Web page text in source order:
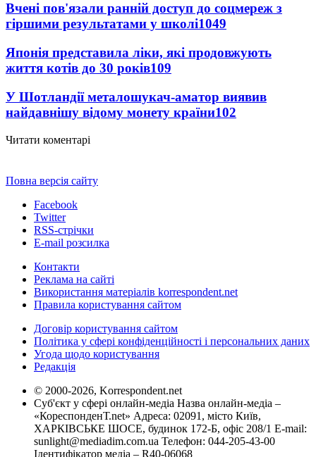
Вчені пов'язали ранній доступ до соцмереж з
гіршими результатами у школі1049
Японія представила ліки, які продовжують
життя котів до 30 років109
У Шотландії металошукач-аматор виявив
найдавнішу відому монету країни102
Читати коментарі
Повна версія сайту
Facebook
Twitter
RSS-стрічки
E-mail розсилка
Контакти
Реклама на сайті
Використання матеріалів korrespondent.net
Правила користування сайтом
Договір користування сайтом
Політика у сфері конфіденційності і персональних даних
Угода щодо користування
Редакція
© 2000-2026, Korrespondent.net
Суб'єкт у сфері онлайн-медіа Назва онлайн-медіа –
«КореспонденТ.net» Адреса: 02091, місто Київ,
ХАРКІВСЬКЕ ШОСЕ, будинок 172-Б, офіс 208/1 E-mail:
sunlight@mediadim.com.ua Телефон: 044-205-43-00
Ідентифікатор медіа – R40-06068